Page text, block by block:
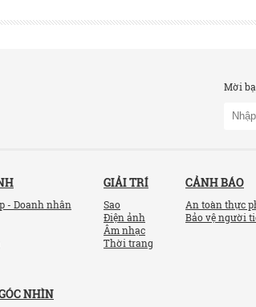
Mời
- Doanh nhân
GIẢI TRÍ
Sao
Điện ảnh
Âm nhạc
Thời trang
CẢNH BÁO
An toàn thực
Bảo vệ người
NHÌN